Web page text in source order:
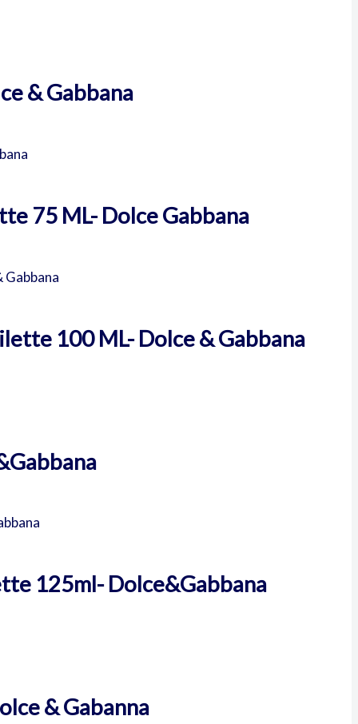
& Gabbana
75 ML- Dolce Gabbana
100 ML- Dolce & Gabbana
125ml- Dolce&Gabbana
& Gabanna